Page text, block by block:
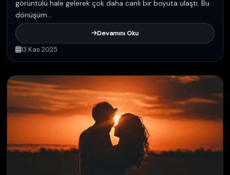
görüntülü hale gelerek çok daha canlı bir boyuta ulaştı. Bu
dönüşüm...
Devamını Oku
13 Kas 2025